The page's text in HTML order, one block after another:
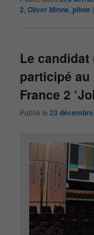
2 ,Oliver Minne ,pilote |
Le candidat
participé au
France 2
Publié le23